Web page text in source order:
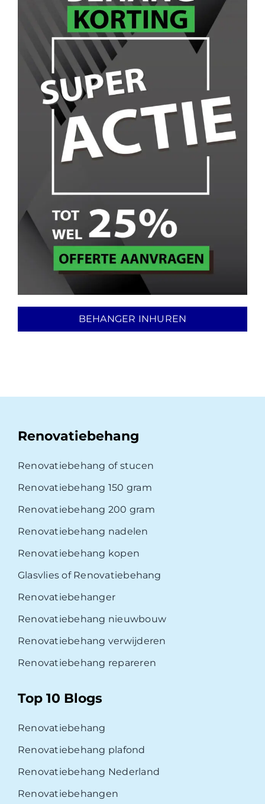
BEHANGER INHUREN
Renovatiebehang
Renovatiebehang of stucen
Renovatiebehang 150 gram
Renovatiebehang 200 gram
Renovatiebehang nadelen
Renovatiebehang kopen
Glasvlies of Renovatiebehang
Renovatiebehanger
Renovatiebehang nieuwbouw
Renovatiebehang verwijderen
Renovatiebehang repareren
Top 10 Blogs
Renovatiebehang
Renovatiebehang plafond
Renovatiebehang Nederland
Renovatiebehangen